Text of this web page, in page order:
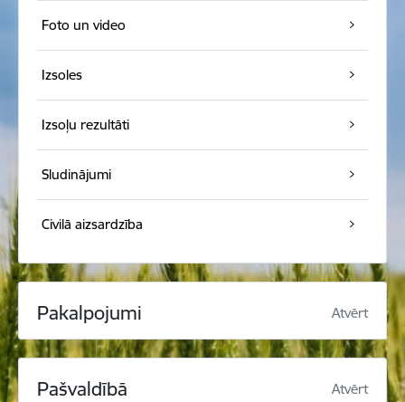
Foto un video
Izsoles
Izsoļu rezultāti
Sludinājumi
Civilā aizsardzība
Pakalpojumi Atvērt
Pašvaldībā Atvērt